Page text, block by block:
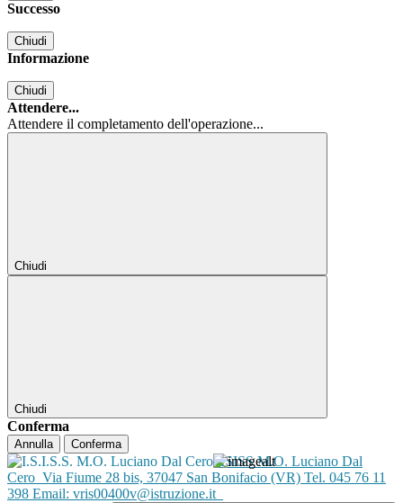
Successo
Chiudi
Informazione
Chiudi
Attendere...
Attendere il completamento dell'operazione...
Chiudi
Chiudi
Conferma
Annulla Conferma
ISISS M.O. Luciano Dal
Cero Via Fiume 28 bis, 37047 San Bonifacio (VR) Tel. 045 76 11
398 Email: vris00400v@istruzione.it